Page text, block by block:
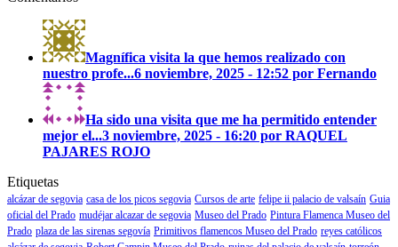
Magnífica visita la que hemos realizado con
nuestro profe...6 noviembre, 2025 - 12:52 por Fernando
Ha sido una visita que me ha permitido entender
mejor el...3 noviembre, 2025 - 16:20 por RAQUEL
PAJARES ROJO
Etiquetas
alcázar de segovia casa de los picos segovia Cursos de arte felipe ii palacio de valsaín Guia
oficial del Prado mudéjar alcazar de segovia Museo del Prado Pintura Flamenca Museo del
Prado plaza de las sirenas segovía Primitivos flamencos Museo del Prado reyes católicos